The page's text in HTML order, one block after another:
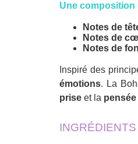
Une composition
Notes de
Notes de
Notes de
Inspiré des
émotions. La
prise et la